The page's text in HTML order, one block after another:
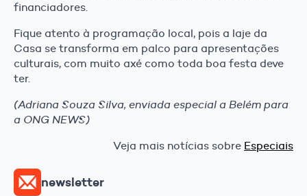
financiadores.
Fique atento à programação local, pois a laje da
Casa se transforma em palco para apresentações
culturais, com muito axé como toda boa festa deve
ter.
(Adriana Souza Silva, enviada especial a Belém para
a ONG NEWS)
Veja mais notícias sobre Especiais
newsletter